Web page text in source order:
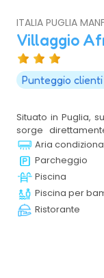
ITALIA PUGLIA
Villaggio
Punteggio clienti
Situato in Puglia,
sorge
attrezzata con
propone in
alloggio,
il divertimento.
Aria
Parcheggio
Piscina
Piscina per
Ristorante